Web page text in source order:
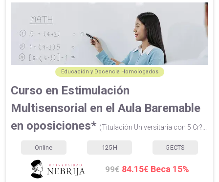
Educación y Docencia Homologados
Curso en Estimulación
Multisensorial en el Aula Baremable
en oposiciones* (Titulación Universitaria con 5 Cr?...
Online 125 H 5 ECTS
99€ 84.15€ Beca 15%